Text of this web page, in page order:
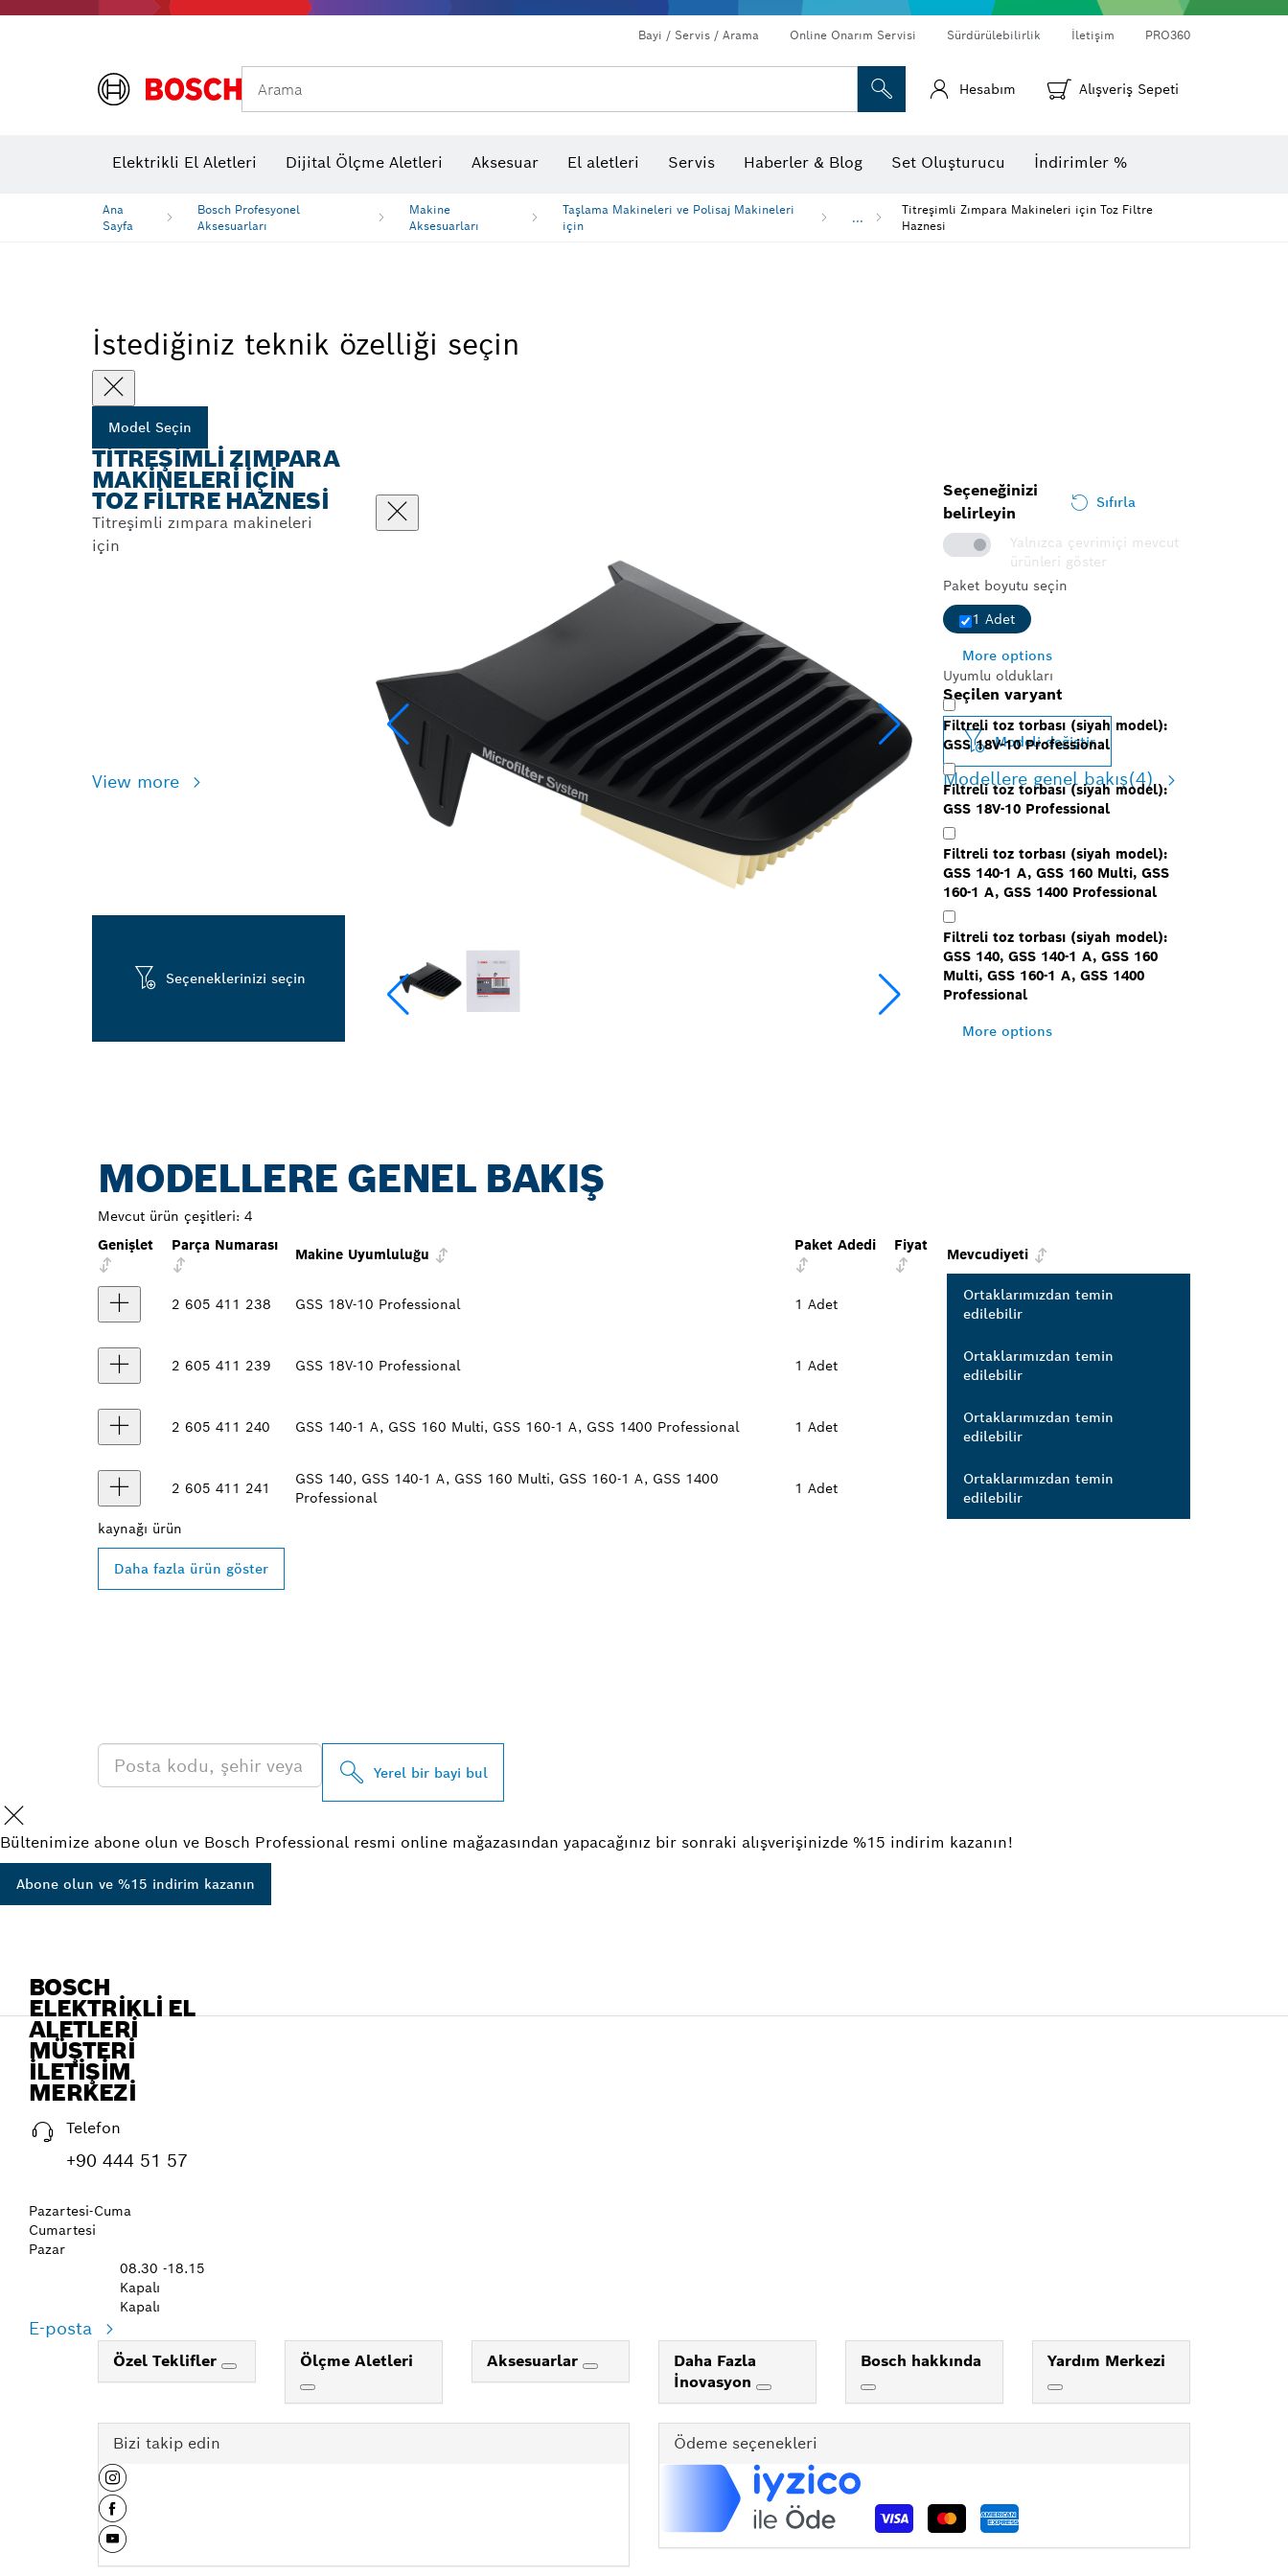
Bayi / Servis / Arama Online Onarım Servisi Sürdürülebilirlik İletişim PRO360
Arama Hesabım Alışveriş Sepeti
Elektrikli El Aletleri Dijital Ölçme Aletleri Aksesuar El aletleri Servis Haberler & Blog Set Oluşturucu İndirimler %
Ana
Sayfa
Bosch Profesyonel
Aksesuarları
Makine
Aksesuarları
Taşlama Makineleri ve Polisaj Makineleri
için
...
Titreşimli Zımpara Makineleri için Toz Filtre
Haznesi
İstediğiniz teknik özelliği seçin
Model Seçin
TITREŞIMLI ZIMPARA
MAKINELERI IÇIN
TOZ FILTRE HAZNESI
Titreşimli zımpara makineleri
için
View more
Seçeneklerinizi seçin
Seçeneğinizi
belirleyin
Sıfırla
Yalnızca çevrimiçi mevcut
ürünleri göster
Paket boyutu seçin
1 Adet
More options
Uyumlu oldukları
Filtreli toz torbası (siyah model):
GSS 18V-10 Professional
Filtreli toz torbası (siyah model):
GSS 18V-10 Professional
Filtreli toz torbası (siyah model):
GSS 140-1 A, GSS 160 Multi, GSS
160-1 A, GSS 1400 Professional
Filtreli toz torbası (siyah model):
GSS 140, GSS 140-1 A, GSS 160
Multi, GSS 160-1 A, GSS 1400
Professional
More options
Seçilen varyant
Modeli değiştir
Modellere genel bakış(4)
MODELLERE GENEL BAKIŞ
Mevcut ürün çeşitleri: 4
Genişlet
Parça Numarası
Makine Uyumluluğu
Paket Adedi Fiyat
Mevcudiyeti
2 605 411 238 GSS 18V-10 Professional 1 Adet
Ortaklarımızdan temin
edilebilir
2 605 411 239 GSS 18V-10 Professional 1 Adet
Ortaklarımızdan temin
edilebilir
2 605 411 240 GSS 140-1 A, GSS 160 Multi, GSS 160-1 A, GSS 1400 Professional 1 Adet
Ortaklarımızdan temin
edilebilir
2 605 411 241
GSS 140, GSS 140-1 A, GSS 160 Multi, GSS 160-1 A, GSS 1400
Professional
1 Adet
Ortaklarımızdan temin
edilebilir
kaynağı ürün
Daha fazla ürün göster
Yerel bir bayi bul
Bültenimize abone olun ve Bosch Professional resmi online mağazasından yapacağınız bir sonraki alışverişinizde %15 indirim kazanın!
Abone olun ve %15 indirim kazanın
BOSCH
ELEKTRIKLI EL
ALETLERI
MÜŞTERI
İLETIŞIM
MERKEZI
Telefon
+90 444 51 57
Pazartesi-Cuma
Cumartesi
Pazar
08.30 -18.15
Kapalı
Kapalı
E-posta
Özel Teklifler Ölçme Aletleri Aksesuarlar
Daha Fazla
İnovasyon
Bosch hakkında Yardım Merkezi
Bizi takip edin Ödeme seçenekleri